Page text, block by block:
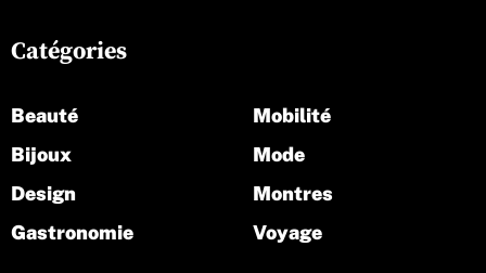
Catégories
Beauté
Bijoux
Design
Gastronomie
Mobilité
Mode
Montres
Voyage